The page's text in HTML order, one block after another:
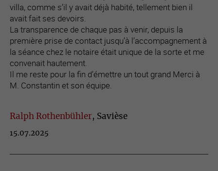
villa, comme s’il y avait déjà habité, tellement bien il
avait fait ses devoirs.
La transparence de chaque pas à venir, depuis la
première prise de contact jusqu’à l’accompagnement à
la séance chez le notaire était unique de la sorte et me
convenait hautement.
Il me reste pour la fin d’émettre un tout grand Merci à
M. Constantin et son équipe.
Ralph Rothenbühler, Savièse
15.07.2025